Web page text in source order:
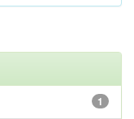
1